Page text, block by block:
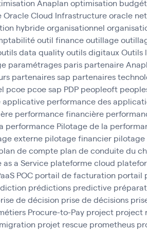
Anaplan optimisation
Oracle Cloud Infrastructureoracle
hybrideorganisationnel
outil financeoutillage
data qualityoutils digitaux Outils
paramétrages paris partenaire
partenaires sap partenaires
pcoe pcoe sap PDP peopleoft
applicative performance des
performance financière
performance Pilotage de la
externe pilotage financier
de compte plan de conduite du
as a Service plateforme cloud
POC portail de facturation portail
prédictions predictive
de décision prise de décisions
Procure-to-Pay project project
projet rescue prometheus